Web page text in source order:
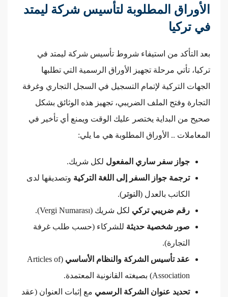
الأوراق المطلوبة لتأسيس شركة ليمتد
في تركيا
بعد التأكد من استيفاء شروط تأسيس شركة ليمتد في
تركيا، تأتي مرحلة تجهيز الأوراق الرسمية التي تطلبها
الجهات التركية لإتمام التسجيل في السجل التجاري وغرفة
التجارة وفتح الملف الضريبي، تجهيز هذه الوثائق بشكل
صحيح من البداية يختصر عليك الوقت ويمنع أي تأخير في
المعاملات .. الأوراق المطلوبة هي ما يلي:
جواز سفر ساري المفعول لكل شريك.
ترجمة جواز السفر إلى اللغة التركية وتصديقها لدى
الكاتب بالعدل ( النوتر ).
رقم ضريبي تركي لكل شريك (Vergi Numarası).
صور شخصية حديثة للشركاء (حسب طلب غرفة
التجارة).
عقد تأسيس الشركة والنظام الأساسي (Articles of
Association) بصيغته القانونية المعتمدة.
تحديد عنوان الشركة الرسمي مع إثبات العنوان (عقد